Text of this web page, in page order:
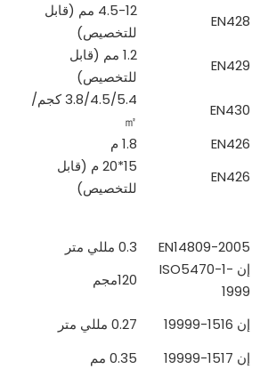
EN428
4.5-12 مم (قابل
للتخصيص)
EN429
1.2 مم (قابل
للتخصيص)
EN430
3.8/4.5/5.4 كجم/
㎡
EN426
1.8 م
EN426
15*20 م (قابل
للتخصيص)
EN14809-2005
0.3 مللي متر
إن ISO5470-1-
1999
120مجم
إن 1516-19999
0.27 مللي متر
إن 1517-19999
0.35 مم